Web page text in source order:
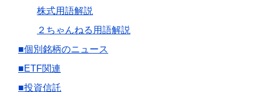
株式用語解説
２ちゃんねる用語解説
■個別銘柄のニュース
■ETF関連
■投資信託